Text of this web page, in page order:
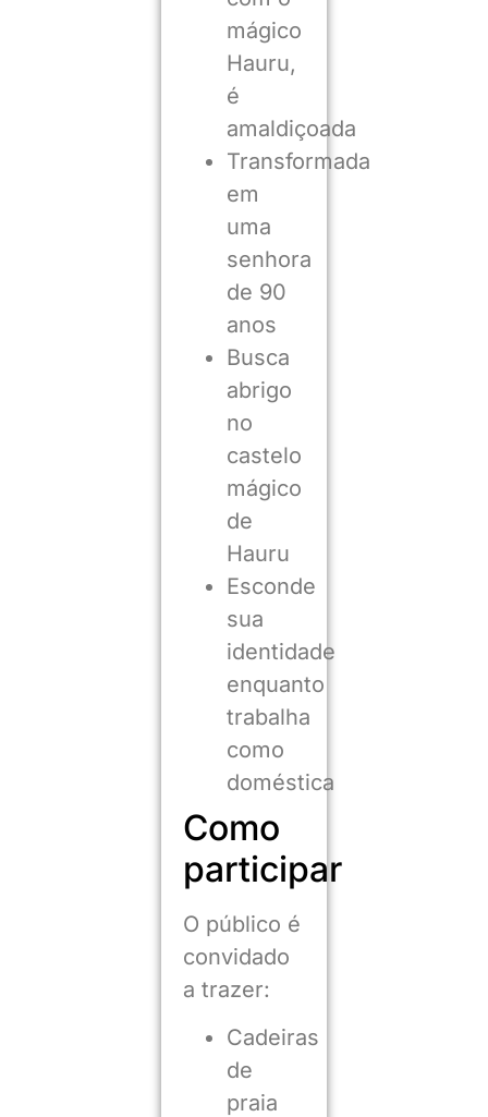
mágico
Hauru,
é
amaldiçoada
Transformada
em
uma
senhora
de 90
anos
Busca
abrigo
no
castelo
mágico
de
Hauru
Esconde
sua
identidade
enquanto
trabalha
como
doméstica
Como
participar
O público é
convidado
a trazer:
Cadeiras
de
praia